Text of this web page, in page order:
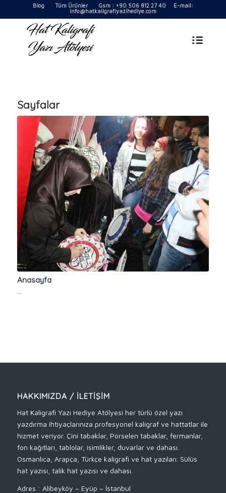
Blog Tüm ÜrünlerGsm : +90 506 812 27 40 E-mail:
info@hatkaligrafiyazihediye.com
Sayfalar
Anasayfa
HAKKIMIZDA / İLETIŞIM
Hat Kaligrafi Yazı Hediye Atölyesi her türlü özel yazı
yazdırma ihtiyaçlarınıza profesyonel kaligraf ve hattatlar ile
hizmet veriyor. Çini tabaklar, Porselen tabaklar, fermanlar,
fon kağıtları, tablolar, isimlikler, duvarlar ve dahası.
Osmanlıca, Arapça, Türkçe kaligrafi ve hat yazıları. Sülüs
hat yazısı, talik hat yazısı ve dahası.
Adres : Alibeyköy – Eyüp – İstanbul